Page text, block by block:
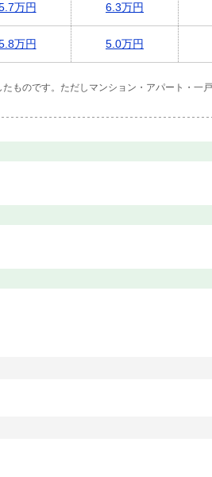
万円 6.3万円
万円 5.0万円
ものです。ただしマンション・アパート・一